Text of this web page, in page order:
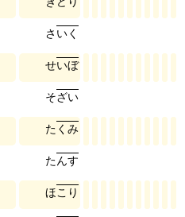
さ いく
せいぼ
そざい
た く み
たんす
ほこ り